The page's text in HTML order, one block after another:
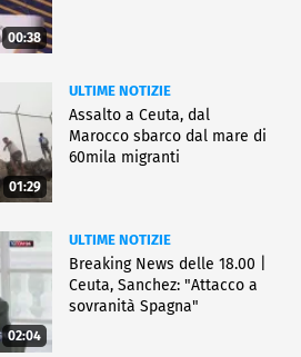
00:38
01:29
ULTIME NOTIZIE
Assalto a Ceuta, dal
Marocco sbarco dal mare di
60mila migranti
02:04
ULTIME NOTIZIE
Breaking News delle 18.00 |
Ceuta, Sanchez: "Attacco a
sovranità Spagna"